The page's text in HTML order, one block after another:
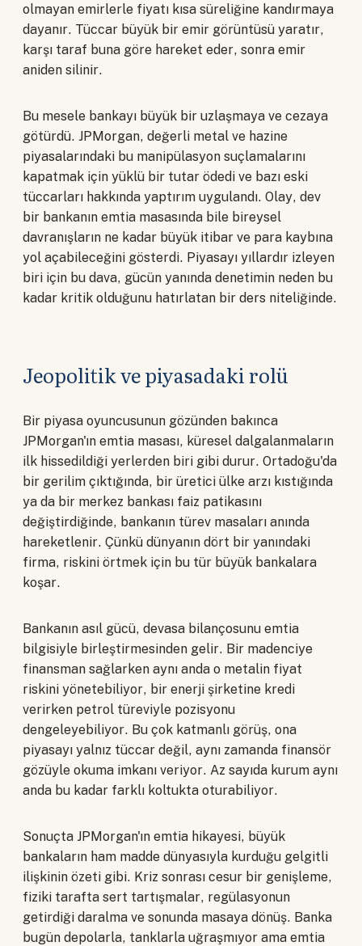
olmayan emirlerle fiyatı kısa süreliğine kandırmaya
dayanır. Tüccar büyük bir emir görüntüsü yaratır,
karşı taraf buna göre hareket eder, sonra emir
aniden silinir.
Bu mesele bankayı büyük bir uzlaşmaya ve cezaya
götürdü. JPMorgan, değerli metal ve hazine
piyasalarındaki bu manipülasyon suçlamalarını
kapatmak için yüklü bir tutar ödedi ve bazı eski
tüccarları hakkında yaptırım uygulandı. Olay, dev
bir bankanın emtia masasında bile bireysel
davranışların ne kadar büyük itibar ve para kaybına
yol açabileceğini gösterdi. Piyasayı yıllardır izleyen
biri için bu dava, gücün yanında denetimin neden bu
kadar kritik olduğunu hatırlatan bir ders niteliğinde.
Jeopolitik ve piyasadaki rolü
Bir piyasa oyuncusunun gözünden bakınca
JPMorgan'ın emtia masası, küresel dalgalanmaların
ilk hissedildiği yerlerden biri gibi durur. Ortadoğu'da
bir gerilim çıktığında, bir üretici ülke arzı kıstığında
ya da bir merkez bankası faiz patikasını
değiştirdiğinde, bankanın türev masaları anında
hareketlenir. Çünkü dünyanın dört bir yanındaki
firma, riskini örtmek için bu tür büyük bankalara
koşar.
Bankanın asıl gücü, devasa bilançosunu emtia
bilgisiyle birleştirmesinden gelir. Bir madenciye
finansman sağlarken aynı anda o metalin fiyat
riskini yönetebiliyor, bir enerji şirketine kredi
verirken petrol türeviyle pozisyonu
dengeleyebiliyor. Bu çok katmanlı görüş, ona
piyasayı yalnız tüccar değil, aynı zamanda finansör
gözüyle okuma imkanı veriyor. Az sayıda kurum aynı
anda bu kadar farklı koltukta oturabiliyor.
Sonuçta JPMorgan'ın emtia hikayesi, büyük
bankaların ham madde dünyasıyla kurduğu gelgitli
ilişkinin özeti gibi. Kriz sonrası cesur bir genişleme,
fiziki tarafta sert tartışmalar, regülasyonun
getirdiği daralma ve sonunda masaya dönüş. Banka
bugün depolarla, tanklarla uğraşmıyor ama emtia